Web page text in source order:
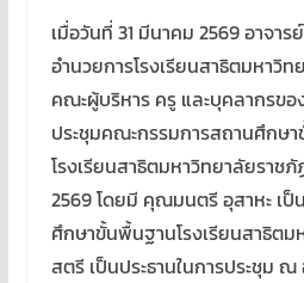
เมื่อวันที่ 31 มีนาคม 2569 อาจาร
อำนวยการโรงเรียนสาธิตมหาวิ
คณะผู้บริหาร ครู และบุคลากรขอ
ประชุมคณะกรรมการสถานศึกษ
โรงเรียนสาธิตมหาวิทยาลัยราช
2569 โดยมี คุณมนตรี อุสาหะ เป็
ศึกษาขั้นพื้นฐานโรงเรียนสาธิต
สตรี เป็นประธานในการประชุม ณ